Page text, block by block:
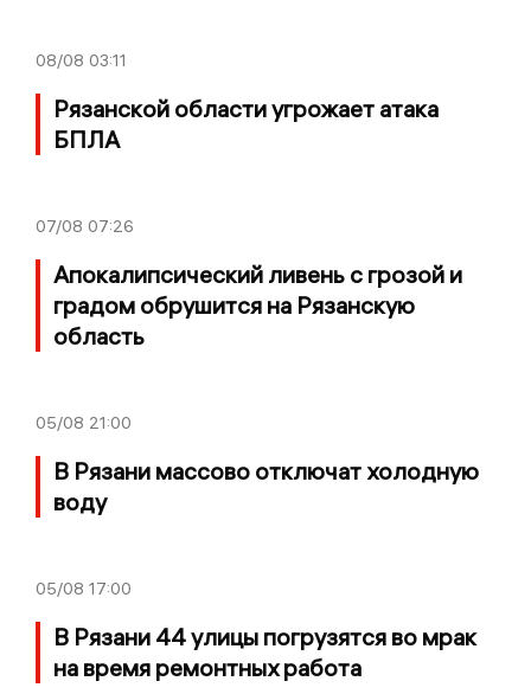
08/08 03:11
Рязанской области угрожает атака
БПЛА
07/08 07:26
Апокалипсический ливень с грозой и
градом обрушится на Рязанскую
область
05/08 21:00
В Рязани массово отключат холодную
воду
05/08 17:00
В Рязани 44 улицы погрузятся во мрак
на время ремонтных работа